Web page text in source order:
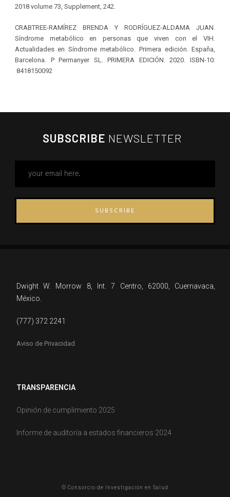
2018 volume 73, Supplement, 242.
CRABTREE-RAMÍREZ BRENDA Y RODRÍGUEZ-ALDAMA JUAN.
Síndrome metabólico en personas que viven con el VIH.
Actualidades en Síndrome metabólico. Primera edición. España,
Barcelona. P Permanyer SL. PRIMERA EDICIÓN. 2020. ISBN-10‏:
‎ 8418150092
SUBSCRIBE NEWSLETTER
SUBSCRIBE
Dwight W. Morrow 8, Int. 7 Centro, 62000, Cuernavaca,
México.
(777) 372 2241
Aviso de Privacidad
TRANSPARENCIA
Opinión de cumplimiento 2025
Informe de auditoría a estados financieros 2024
© Consorcio de Investigación en Salud